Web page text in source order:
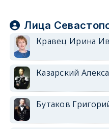
Лица
Кравец Ирина
Казарский
Бутаков